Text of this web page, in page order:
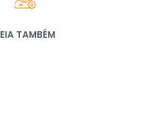
TAMBÉM